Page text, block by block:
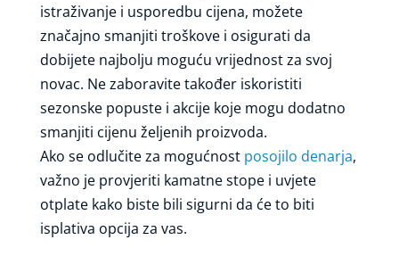
istraživanje i usporedbu cijena, možete
značajno smanjiti troškove i osigurati da
dobijete najbolju moguću vrijednost za svoj
novac. Ne zaboravite također iskoristiti
sezonske popuste i akcije koje mogu dodatno
smanjiti cijenu željenih proizvoda.
Ako se odlučite za mogućnost posojilo denarja,
važno je provjeriti kamatne stope i uvjete
otplate kako biste bili sigurni da će to biti
isplativa opcija za vas.